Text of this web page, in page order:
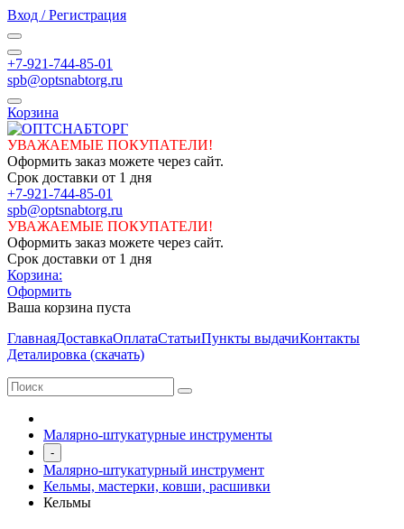
Вход / Регистрация
+7-921-744-85-01
spb@optsnabtorg.ru
Корзина
УВАЖАЕМЫЕ ПОКУПАТЕЛИ!
Оформить заказ можете через сайт.
Срок доставки от 1 дня
+7-921-744-85-01
spb@optsnabtorg.ru
УВАЖАЕМЫЕ ПОКУПАТЕЛИ!
Оформить заказ можете через сайт.
Срок доставки от 1 дня
Корзина:
Оформить
Ваша корзина пуста
ГлавнаяДоставкаОплатаСтатьиПункты выдачиКонтакты
Деталировка (скачать)
Малярно-штукатурные инструменты
-
Малярно-штукатурный инструмент
Кельмы, мастерки, ковши, расшивки
Кельмы